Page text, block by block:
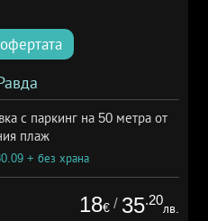
с паркинг на 50 метра от
плаж
+ без храна
18€ / 35.20
лв.